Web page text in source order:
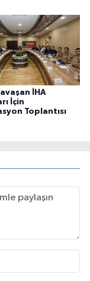
İHA
İçin
Toplantısı